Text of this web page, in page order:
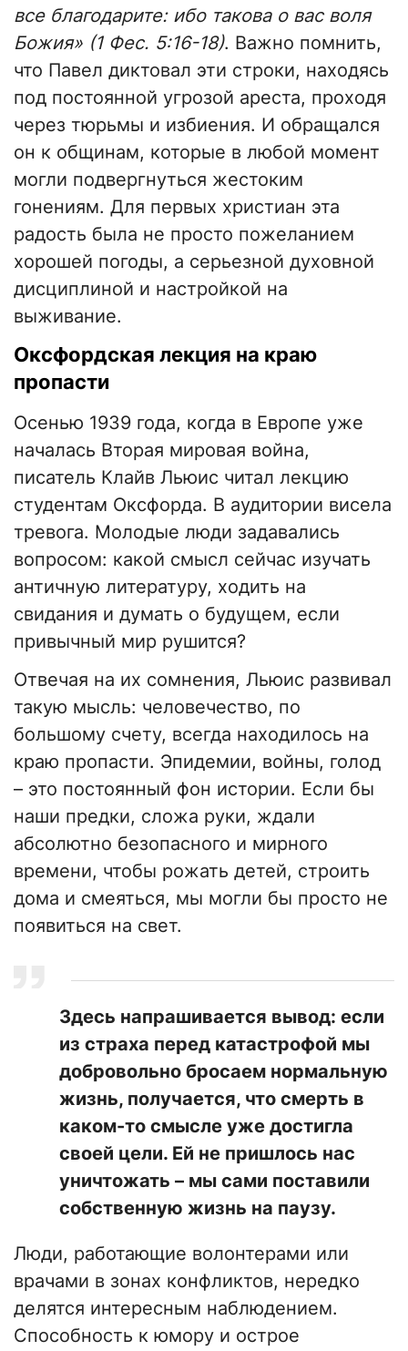
все благодарите: ибо такова о вас воля
Божия» (1 Фес. 5:16-18). Важно помнить,
что Павел диктовал эти строки, находясь
под постоянной угрозой ареста, проходя
через тюрьмы и избиения. И обращался
он к общинам, которые в любой момент
могли подвергнуться жестоким
гонениям. Для первых христиан эта
радость была не просто пожеланием
хорошей погоды, а серьезной духовной
дисциплиной и настройкой на
выживание.
Оксфордская лекция на краю
пропасти
Осенью 1939 года, когда в Европе уже
началась Вторая мировая война,
писатель Клайв Льюис читал лекцию
студентам Оксфорда. В аудитории висела
тревога. Молодые люди задавались
вопросом: какой смысл сейчас изучать
античную литературу, ходить на
свидания и думать о будущем, если
привычный мир рушится?
Отвечая на их сомнения, Льюис развивал
такую мысль: человечество, по
большому счету, всегда находилось на
краю пропасти. Эпидемии, войны, голод
– это постоянный фон истории. Если бы
наши предки, сложа руки, ждали
абсолютно безопасного и мирного
времени, чтобы рожать детей, строить
дома и смеяться, мы могли бы просто не
появиться на свет.
Здесь напрашивается вывод: если
из страха перед катастрофой мы
добровольно бросаем нормальную
жизнь, получается, что смерть в
каком-то смысле уже достигла
своей цели. Ей не пришлось нас
уничтожать – мы сами поставили
собственную жизнь на паузу.
Люди, работающие волонтерами или
врачами в зонах конфликтов, нередко
делятся интересным наблюдением.
Способность к юмору и острое